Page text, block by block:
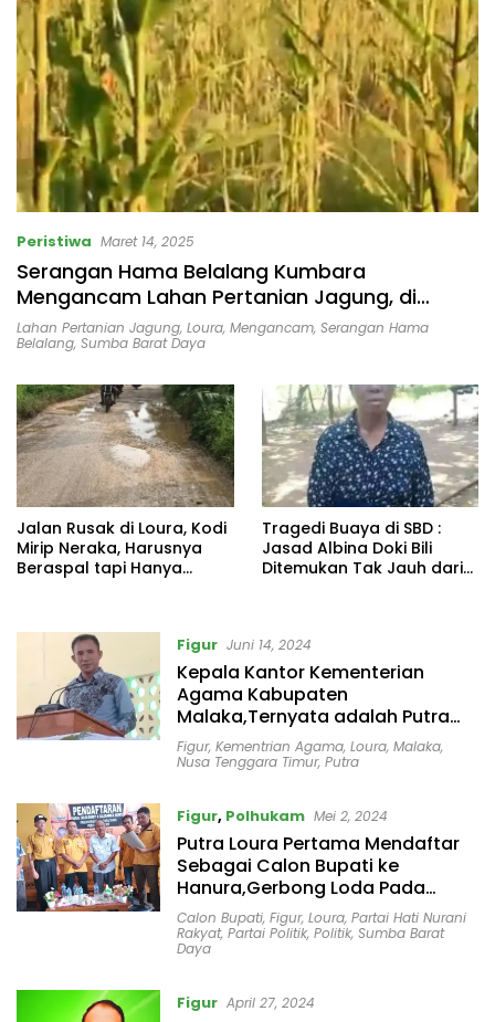
Peristiwa Maret 14, 2025
Serangan Hama Belalang Kumbara
Mengancam Lahan Pertanian Jagung, di
Kecamatan Loura, Sumba Barat Daya
Lahan Pertanian Jagung, Loura, Mengancam, Serangan Hama
Belalang, Sumba Barat Daya
Jalan Rusak di Loura, Kodi
Mirip Neraka, Harusnya
Beraspal tapi Hanya
Tragedi Buaya di SBD :
Jasad Albina Doki Bili
Ditemukan Tak Jauh dari
Figur Juni 14, 2024
Kepala Kantor Kementerian
Agama Kabupaten
Malaka,Ternyata adalah Putra
Loura
Figur, Kementrian Agama, Loura, Malaka,
Nusa Tenggara Timur, Putra
Figur, Polhukam Mei 2, 2024
Putra Loura Pertama Mendaftar
Sebagai Calon Bupati ke
Hanura,Gerbong Loda Pada
Menjadi Spirit !!!
Calon Bupati, Figur, Loura, Partai Hati Nurani
Rakyat, Partai Politik, Politik, Sumba Barat
Daya
Figur April 27, 2024